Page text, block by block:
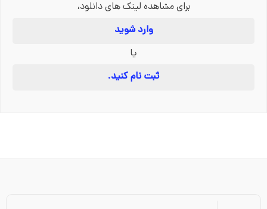
برای مشاهده لینک های دانلود،
وارد شوید
یا
ثبت نام کنید.